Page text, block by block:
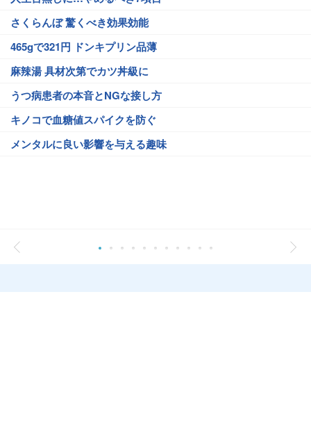
さくらんぼ 驚くべき効果効能
465gで321円 ドンキプリン品薄
麻辣湯 具材次第でカツ丼級に
うつ病患者の本音とNGな接し方
キノコで血糖値スパイクを防ぐ
メンタルに良い影響を与える趣味